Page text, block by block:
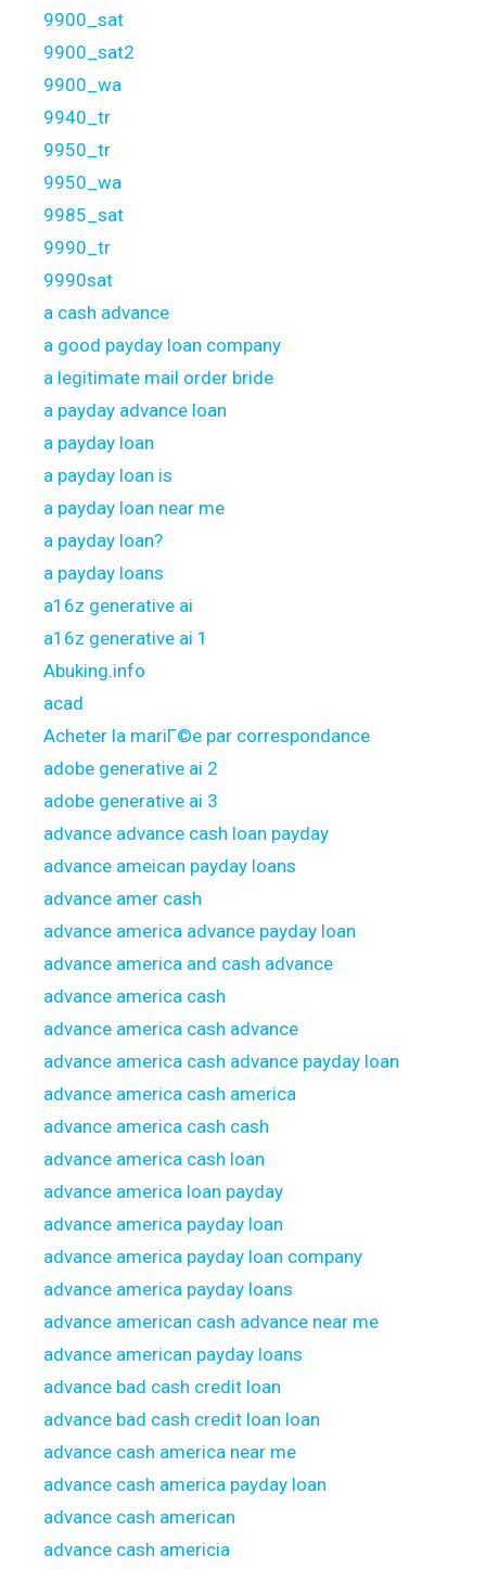
9900_sat
9900_sat2
9900_wa
9940_tr
9950_tr
9950_wa
9985_sat
9990_tr
9990sat
a cash advance
a good payday loan company
a legitimate mail order bride
a payday advance loan
a payday loan
a payday loan is
a payday loan near me
a payday loan?
a payday loans
a16z generative ai
a16z generative ai 1
Abuking.info
acad
Acheter la mariГ©e par correspondance
adobe generative ai 2
adobe generative ai 3
advance advance cash loan payday
advance ameican payday loans
advance amer cash
advance america advance payday loan
advance america and cash advance
advance america cash
advance america cash advance
advance america cash advance payday loan
advance america cash america
advance america cash cash
advance america cash loan
advance america loan payday
advance america payday loan
advance america payday loan company
advance america payday loans
advance american cash advance near me
advance american payday loans
advance bad cash credit loan
advance bad cash credit loan loan
advance cash america near me
advance cash america payday loan
advance cash american
advance cash americia